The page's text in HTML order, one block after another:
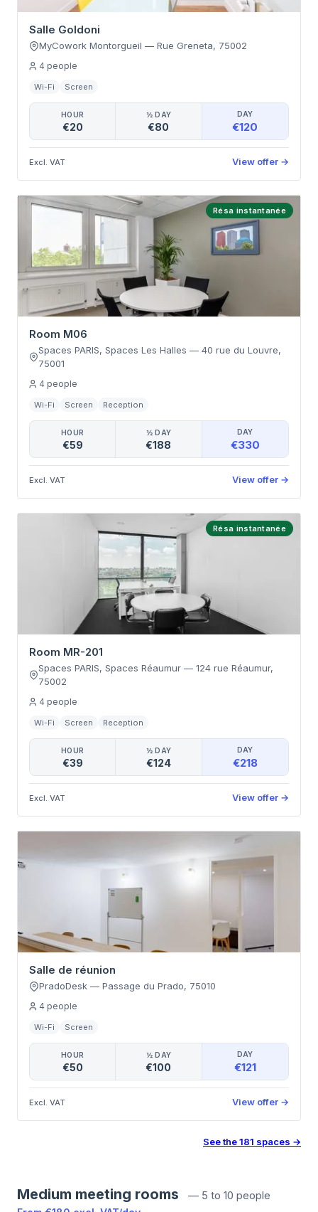
Salle Goldoni
MyCowork Montorgueil — Rue Greneta, 75002
4 people
Wi-Fi Screen
HOUR
€20
½ DAY
€80
DAY
€120
Excl. VAT View offer →
Résa instantanée
Room M06
Spaces PARIS, Spaces Les Halles — 40 rue du Louvre,
75001
4 people
Wi-Fi Screen Reception
HOUR
€59
½ DAY
€188
DAY
€330
Excl. VAT View offer →
Résa instantanée
Room MR-201
Spaces PARIS, Spaces Réaumur — 124 rue Réaumur,
75002
4 people
Wi-Fi Screen Reception
HOUR
€39
½ DAY
€124
DAY
€218
Excl. VAT View offer →
Salle de réunion
PradoDesk — Passage du Prado, 75010
4 people
Wi-Fi Screen
HOUR
€50
½ DAY
€100
DAY
€121
Excl. VAT View offer →
See the181 spaces →
Medium meeting rooms — 5 to 10 people